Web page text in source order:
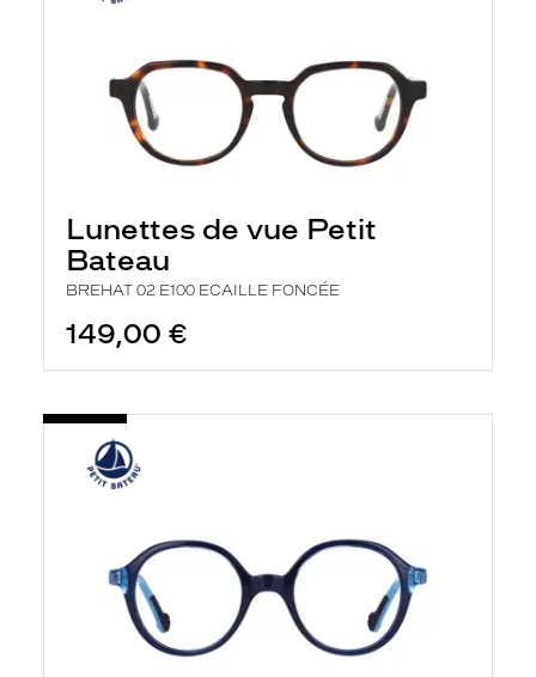
Lunettes de vue Petit
Bateau
BREHAT 02 E100 ECAILLE FONCÉE
149,00 €